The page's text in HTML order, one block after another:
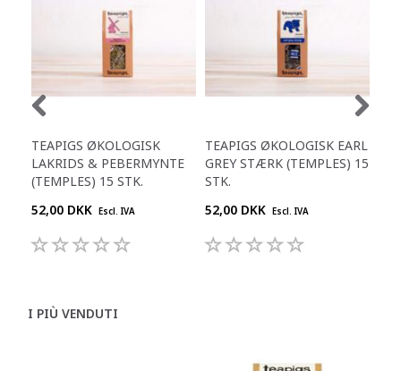
TEAPIGS ØKOLOGISK
LAKRIDS & PEBERMYNTE
(TEMPLES) 15 STK.
52,00 DKK Escl. IVA
TEAPIGS ØKOLOGISK EARL
GREY STÆRK (TEMPLES) 15
STK.
52,00 DKK Escl. IVA
I PIÙ VENDUTI